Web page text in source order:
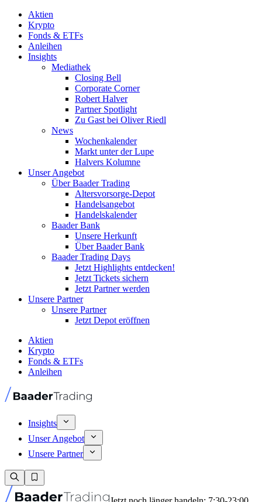
Aktien
Krypto
Fonds & ETFs
Anleihen
Insights
Mediathek
Closing Bell
Corporate Corner
Robert Halver
Partner Spotlight
Zu Gast bei Oliver Riedl
News
Wochenkalender
Markt unter der Lupe
Halvers Kolumne
Unser Angebot
Über Baader Trading
Altersvorsorge-Depot
Handelsangebot
Handelskalender
Baader Bank
Unsere Herkunft
Über Baader Bank
Baader Trading Days
Jetzt Highlights entdecken!
Jetzt Tickets sichern
Jetzt Partner werden
Unsere Partner
Unsere Partner
Jetzt Depot eröffnen
Aktien
Krypto
Fonds & ETFs
Anleihen
Insights
Unser Angebot
Unsere Partner